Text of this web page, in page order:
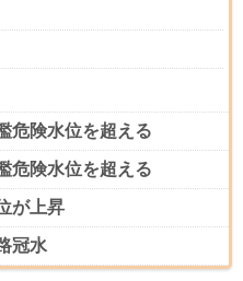
険水位を超える
険水位を超える
が上昇
冠水